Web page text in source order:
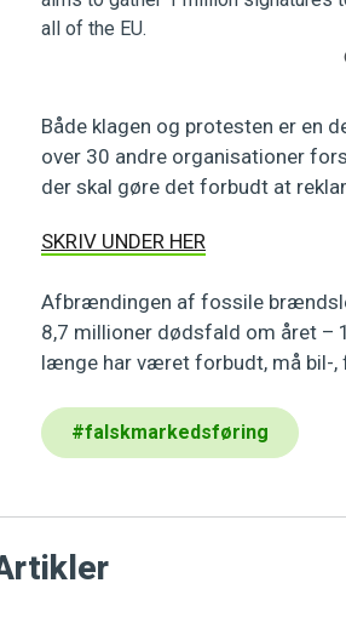
Både klagen og protesten er en
over 30 andre organisationer
der skal gøre det forbudt at
SKRIV UNDER HER
Afbrændingen af fossile
8,7 millioner dødsfald om året –
længe har været forbudt, må bil-,
#falskmarkedsføring